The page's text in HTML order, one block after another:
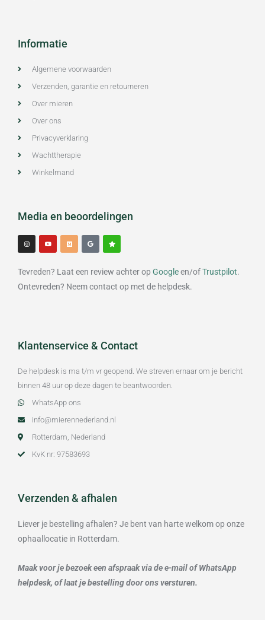
Informatie
Algemene voorwaarden
Verzenden, garantie en retourneren
Over mieren
Over ons
Privacyverklaring
Wachttherapie
Winkelmand
Media en beoordelingen
n
r
m
o
e
e
o
t
a
Tevreden? Laat een review achter op Googleen/ofTrustpilot.
Ontevreden? Neem contact op met de helpdesk.
Klantenservice & Contact
De helpdesk is ma t/m vr geopend. We streven ernaar om je bericht
binnen 48 uur op deze dagen te beantwoorden.
WhatsApp ons
info@mierennederland.nl
Rotterdam, Nederland
KvK nr: 97583693
Verzenden & afhalen
Liever je bestelling afhalen? Je bent van harte welkom op onze
ophaallocatie in Rotterdam.
Maak voor je bezoek een afspraak via de e-mail of WhatsApp
helpdesk, of laat je bestelling door ons versturen.